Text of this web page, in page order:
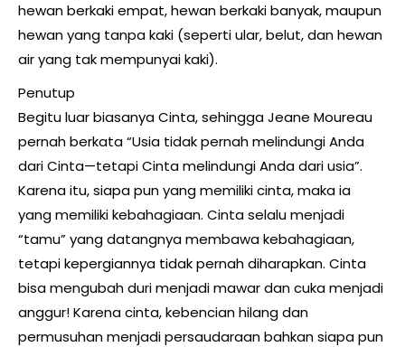
hewan berkaki empat, hewan berkaki banyak, maupun
hewan yang tanpa kaki (seperti ular, belut, dan hewan
air yang tak mempunyai kaki).
Penutup
Begitu luar biasanya Cinta, sehingga Jeane Moureau
pernah berkata “Usia tidak pernah melindungi Anda
dari Cinta—tetapi Cinta melindungi Anda dari usia”.
Karena itu, siapa pun yang memiliki cinta, maka ia
yang memiliki kebahagiaan. Cinta selalu menjadi
“tamu” yang datangnya membawa kebahagiaan,
tetapi kepergiannya tidak pernah diharapkan. Cinta
bisa mengubah duri menjadi mawar dan cuka menjadi
anggur! Karena cinta, kebencian hilang dan
permusuhan menjadi persaudaraan bahkan siapa pun